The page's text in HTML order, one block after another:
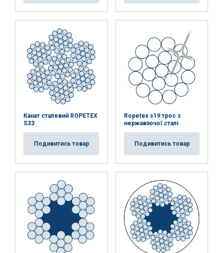
Канат сталевий ROPETEX
S33
Подивитись товар
Ropetex s19 трос з
нержавіючої сталі
Подивитись товар